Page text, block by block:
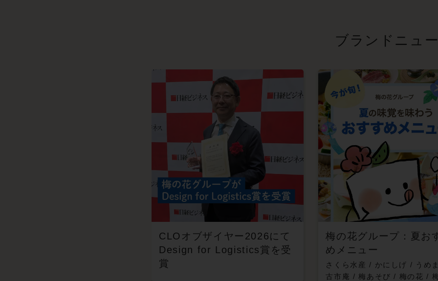
ブランドニュ
CLOオブザイヤー2026にて
Design for Logistics賞を受
賞
梅の花グループ：夏お
めメニュー
さくら水産 / かにしげ / うめ
古市庵 /梅あそび / 梅の花 /